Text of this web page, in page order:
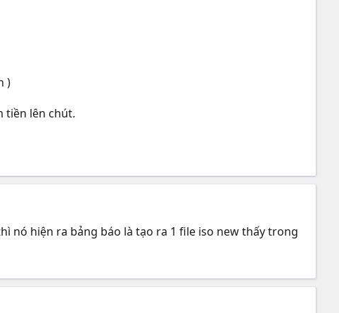
)
tiền lên chút.
nó hiện ra bảng báo là tạo ra 1 file iso new thấy trong